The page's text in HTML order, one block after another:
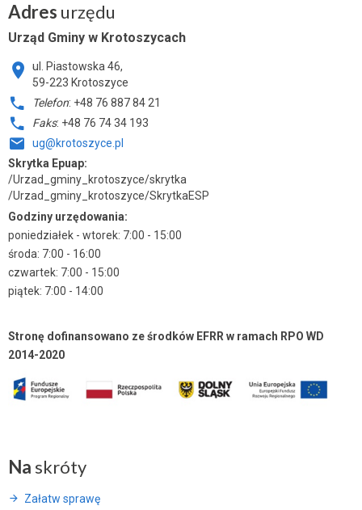
Adres urzędu
Urząd Gminy w Krotoszycach
ul. Piastowska 46,
59-223 Krotoszyce
Telefon: +48 76 887 84 21
Faks: +48 76 74 34 193
ug@krotoszyce.pl
Skrytka Epuap:
/Urzad_gminy_krotoszyce/skrytka
/Urzad_gminy_krotoszyce/SkrytkaESP
Godziny urzędowania:
poniedziałek - wtorek: 7:00 - 15:00
środa: 7:00 - 16:00
czwartek: 7:00 - 15:00
piątek: 7:00 - 14:00
Stronę dofinansowano ze środków EFRR w ramach RPO WD
2014-2020
Na skróty
Załatw sprawę